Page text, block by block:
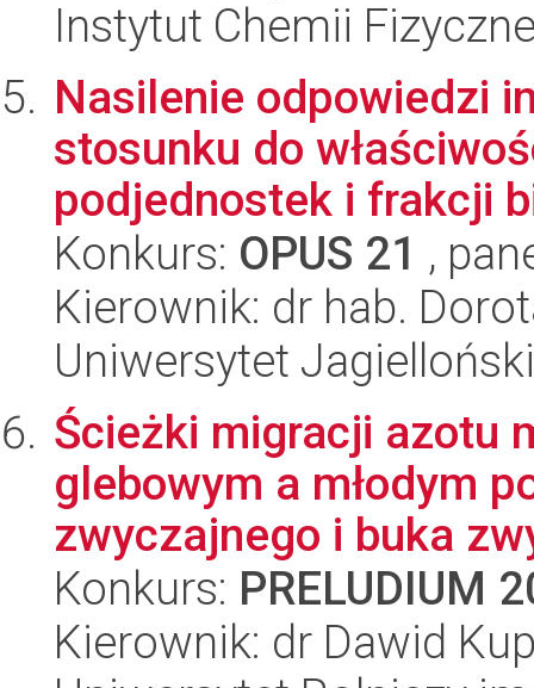
Instytut Chemii
Nasilenie odpowiedzi
stosunku do
podjednostek i frakcji
Konkurs: OPUS 21 ,
Kierownik: dr hab.
Uniwersytet
Ścieżki migracji azotu
glebowym a młodym
zwyczajnego i buka
Konkurs: PRELUDIUM
Kierownik: dr Dawid